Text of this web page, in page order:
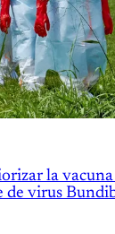
la
de virus